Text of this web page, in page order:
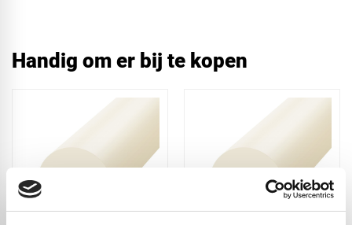
Handig om er bij te kopen